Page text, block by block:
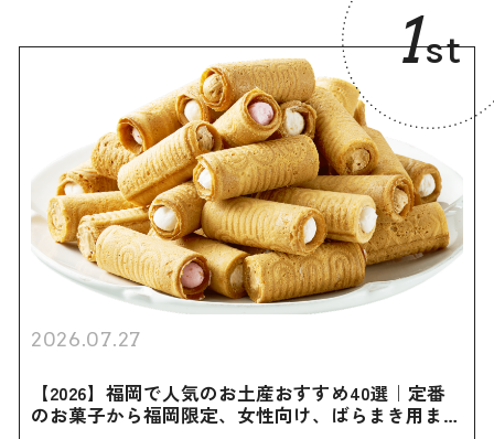
1st
2026.07.27
【2026】福岡で人気のお土産おすすめ40選｜定番
のお菓子から福岡限定、女性向け、ばらまき用まで